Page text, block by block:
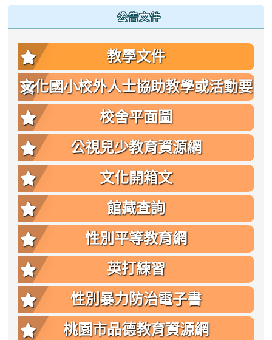
公告文件
教學文件
文化國小校外人士協助教學或活動要
點
校舍平面圖
公視兒少教育資源網
文化開箱文
館藏查詢
性別平等教育網
英打練習
性別暴力防治電子書
桃園市品德教育資源網